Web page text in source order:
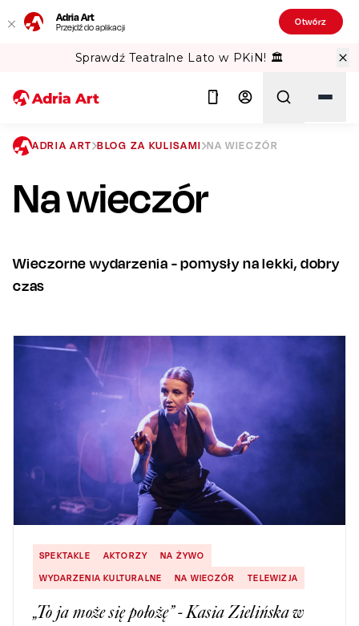
Adria Art
Przejdź do aplikacji Otwórz
Sprawdź Teatralne Lato w PKiN! 🏛️
Szukaj
ADRIA ART BLOG ZA KULISAMI NA WIECZÓR
Na wieczór
Wieczorne wydarzenia - pomysły na lekki, dobry
czas
SPEKTAKLE AKTORZY
NA ŻYWO
WYDARZENIA KULTURALNE
NA WIECZÓR TELEWIZJA
„To ja może się położę” - Kasia Zielińska w